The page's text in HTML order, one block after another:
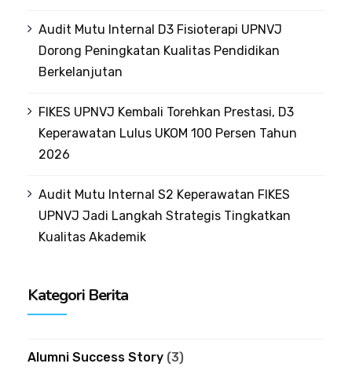
Audit Mutu Internal D3 Fisioterapi UPNVJ
Dorong Peningkatan Kualitas Pendidikan
Berkelanjutan
FIKES UPNVJ Kembali Torehkan Prestasi, D3
Keperawatan Lulus UKOM 100 Persen Tahun
2026
Audit Mutu Internal S2 Keperawatan FIKES
UPNVJ Jadi Langkah Strategis Tingkatkan
Kualitas Akademik
Kategori Berita
Alumni Success Story (3)